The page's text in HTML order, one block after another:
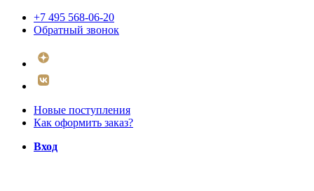
+7 495 568-06-20
Обратный звонок
Новые поступления
Как оформить заказ?
Вход